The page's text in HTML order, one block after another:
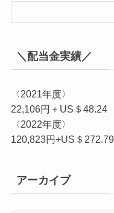
＼配当金実績／
〈2021年度〉
22,106円＋US＄48.24
〈2022年度〉
120,823円+US＄272.79
アーカイブ